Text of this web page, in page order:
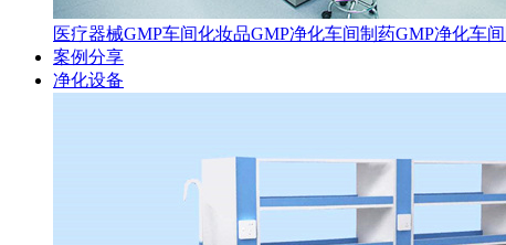
医疗器械GMP车间化妆品GMP净化车间制药GMP净化车间
案例分享
净化设备